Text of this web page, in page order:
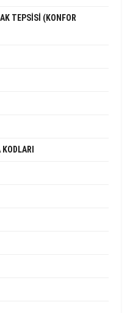
TEPSISI (KONFOR